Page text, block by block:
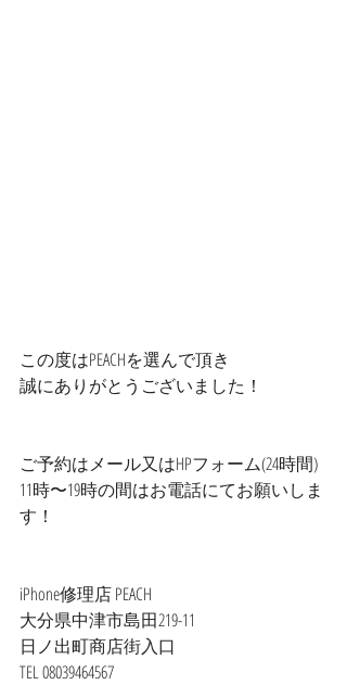
この度はPEACHを選んで頂き
誠にありがとうございました！
ご予約はメール又はHPフォーム(24時間)
11時〜19時の間はお電話にてお願いしま
す！
iPhone修理店 PEACH
大分県中津市島田219-11
日ノ出町商店街入口
TEL 08039464567